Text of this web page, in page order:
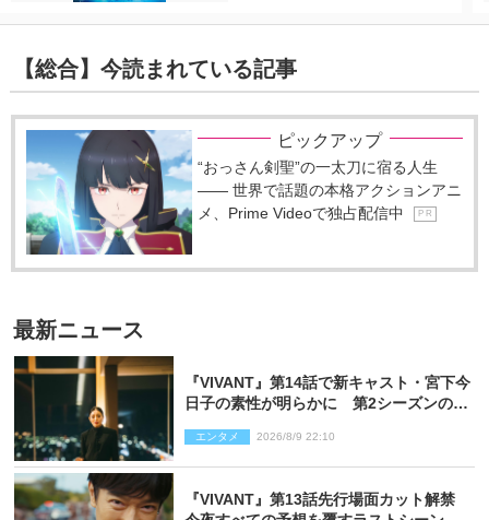
【総合】今読まれている記事
ピックアップ
“おっさん剣聖”の一太刀に宿る人生
―― 世界で話題の本格アクションアニ
メ、Prime Videoで独占配信中
P R
最新ニュース
『VIVANT』第14話で新キャスト・宮下今
日子の素性が明らかに 第2シーズンのキ
エンタメ 2026/8/9 22:10
『VIVANT』第13話先行場面カット解禁